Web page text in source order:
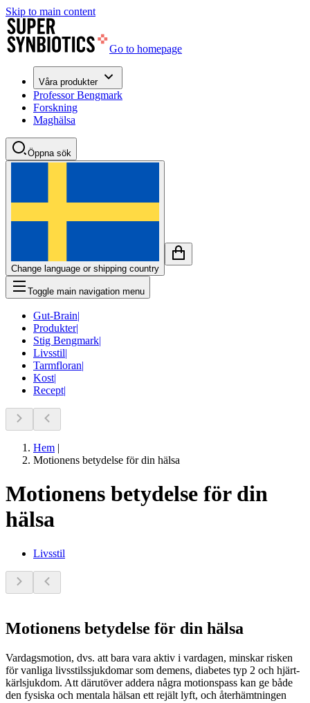
Skip to main content
Go to homepage
Våra produkter
Professor Bengmark
Forskning
Maghälsa
Öppna sök
Change language or shipping country
Toggle main navigation menu
Gut-Brain|
Produkter|
Stig Bengmark|
Livsstil|
Tarmfloran|
Kost|
Recept|
Hem |
Motionens betydelse för din hälsa
Motionens betydelse för din
hälsa
Livsstil
Motionens betydelse för din hälsa
Vardagsmotion, dvs. att bara vara aktiv i vardagen, minskar risken
för vanliga livsstilssjukdomar som demens, diabetes typ 2 och hjärt-
kärlsjukdom. Att därutöver addera några motionspass kan ge både
den fysiska och mentala hälsan ett rejält lyft, och återhämtningen